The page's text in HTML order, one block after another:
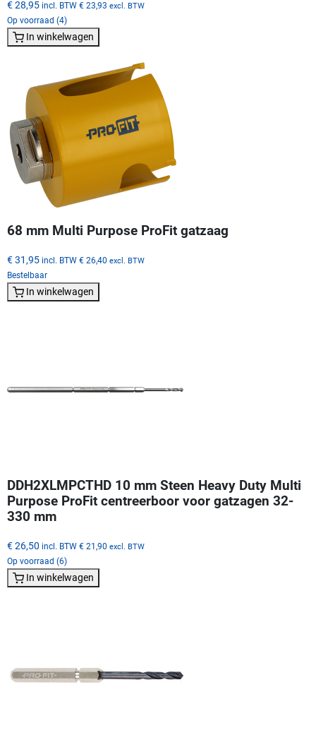
€ 28,95 incl. BTW € 23,93 excl. BTW
Op voorraad (4)
In winkelwagen
68 mm Multi Purpose ProFit gatzaag
€ 31,95 incl. BTW € 26,40 excl. BTW
Bestelbaar
In winkelwagen
DDH2XLMPCTHD 10 mm Steen Heavy Duty Multi
Purpose ProFit centreerboor voor gatzagen 32-
330 mm
€ 26,50 incl. BTW € 21,90 excl. BTW
Op voorraad (6)
In winkelwagen